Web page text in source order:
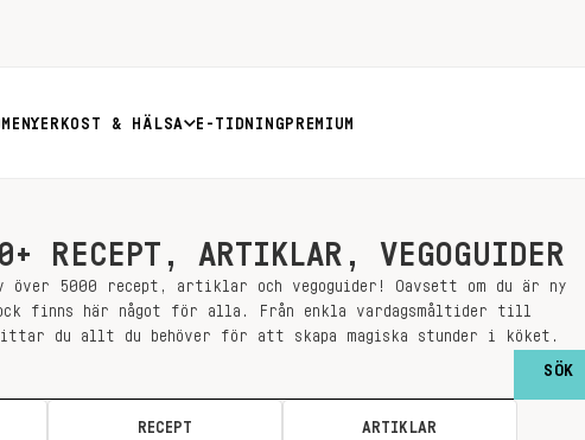
KOST & HÄLSA E-TIDNING PREMIUM
RECEPT, ARTIKLAR, VEGOGUIDER
över 5000 recept, artiklar och vegoguider! Oavsett om du är ny
finns här något för alla. Från enkla vardagsmåltider till
du allt du behöver för att skapa magiska stunder i köket.
RECEPT ARTIKLAR